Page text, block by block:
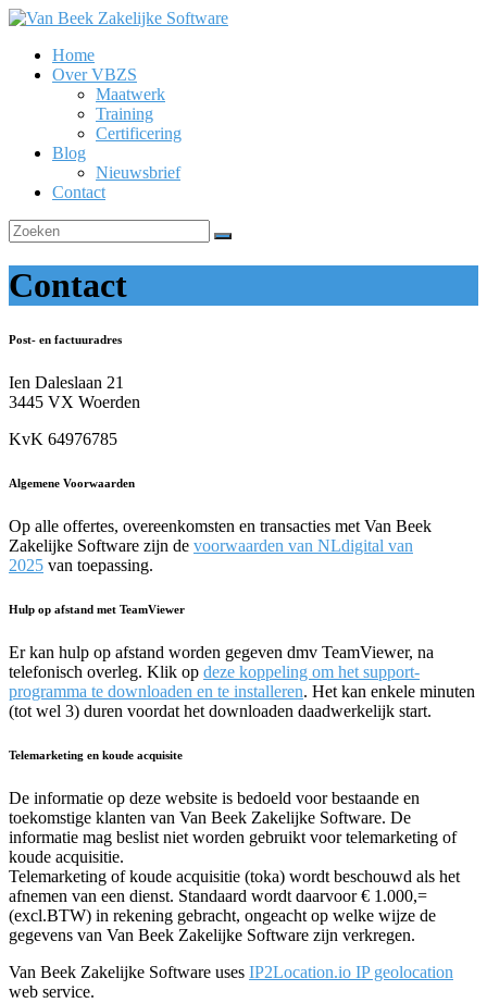
Ga
inhoud
Van
Beek
Zakelijke
Software
Home
Over VBZS
Maatwerk
Training
Certificering
Blog
Nieuwsbrief
Contact
Contact
Post- en factuuradres
Ien Daleslaan 21
3445 VX Woerden
KvK 64976785
Algemene Voorwaarden
Op alle offertes, overeenkomsten en transacties met Van Beek
Zakelijke Software zijn de voorwaarden van NLdigital van
2025 van toepassing.
Hulp op afstand met TeamViewer
Er kan hulp op afstand worden gegeven dmv TeamViewer, na
telefonisch overleg. Klik op deze koppeling om het support-
programma te downloaden en te installeren. Het kan enkele minuten
(tot wel 3) duren voordat het downloaden daadwerkelijk start.
Telemarketing en koude acquisite
De informatie op deze website is bedoeld voor bestaande en
toekomstige klanten van Van Beek Zakelijke Software. De
informatie mag beslist niet worden gebruikt voor telemarketing of
koude acquisitie.
Telemarketing of koude acquisitie (toka) wordt beschouwd als het
afnemen van een dienst. Standaard wordt daarvoor € 1.000,=
(excl.BTW) in rekening gebracht, ongeacht op welke wijze de
gegevens van Van Beek Zakelijke Software zijn verkregen.
Van Beek Zakelijke Software uses IP2Location.io IP geolocation
web service.